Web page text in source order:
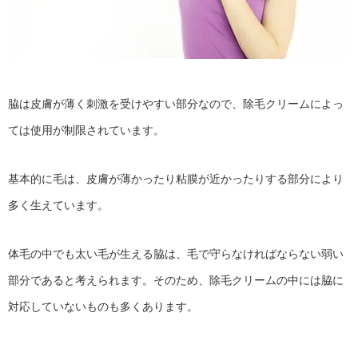
脇は皮膚が薄く刺激を受けやすい部分なので、除毛クリームによっ
ては使用が制限されています。
基本的に毛は、皮膚が薄かったり粘膜が近かったりする部分により
多く生えています。
体毛の中でも太い毛が生える脇は、毛で守らなければならない弱い
部分であると考えられます。そのため、除毛クリームの中には脇に
対応していないものも多くあります。